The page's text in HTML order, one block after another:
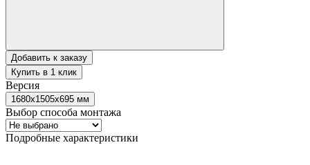
Добавить к заказу
Купить в 1 клик
Версия
1680x1505x695 мм
Выбор способа монтажа
Подробные характеристики